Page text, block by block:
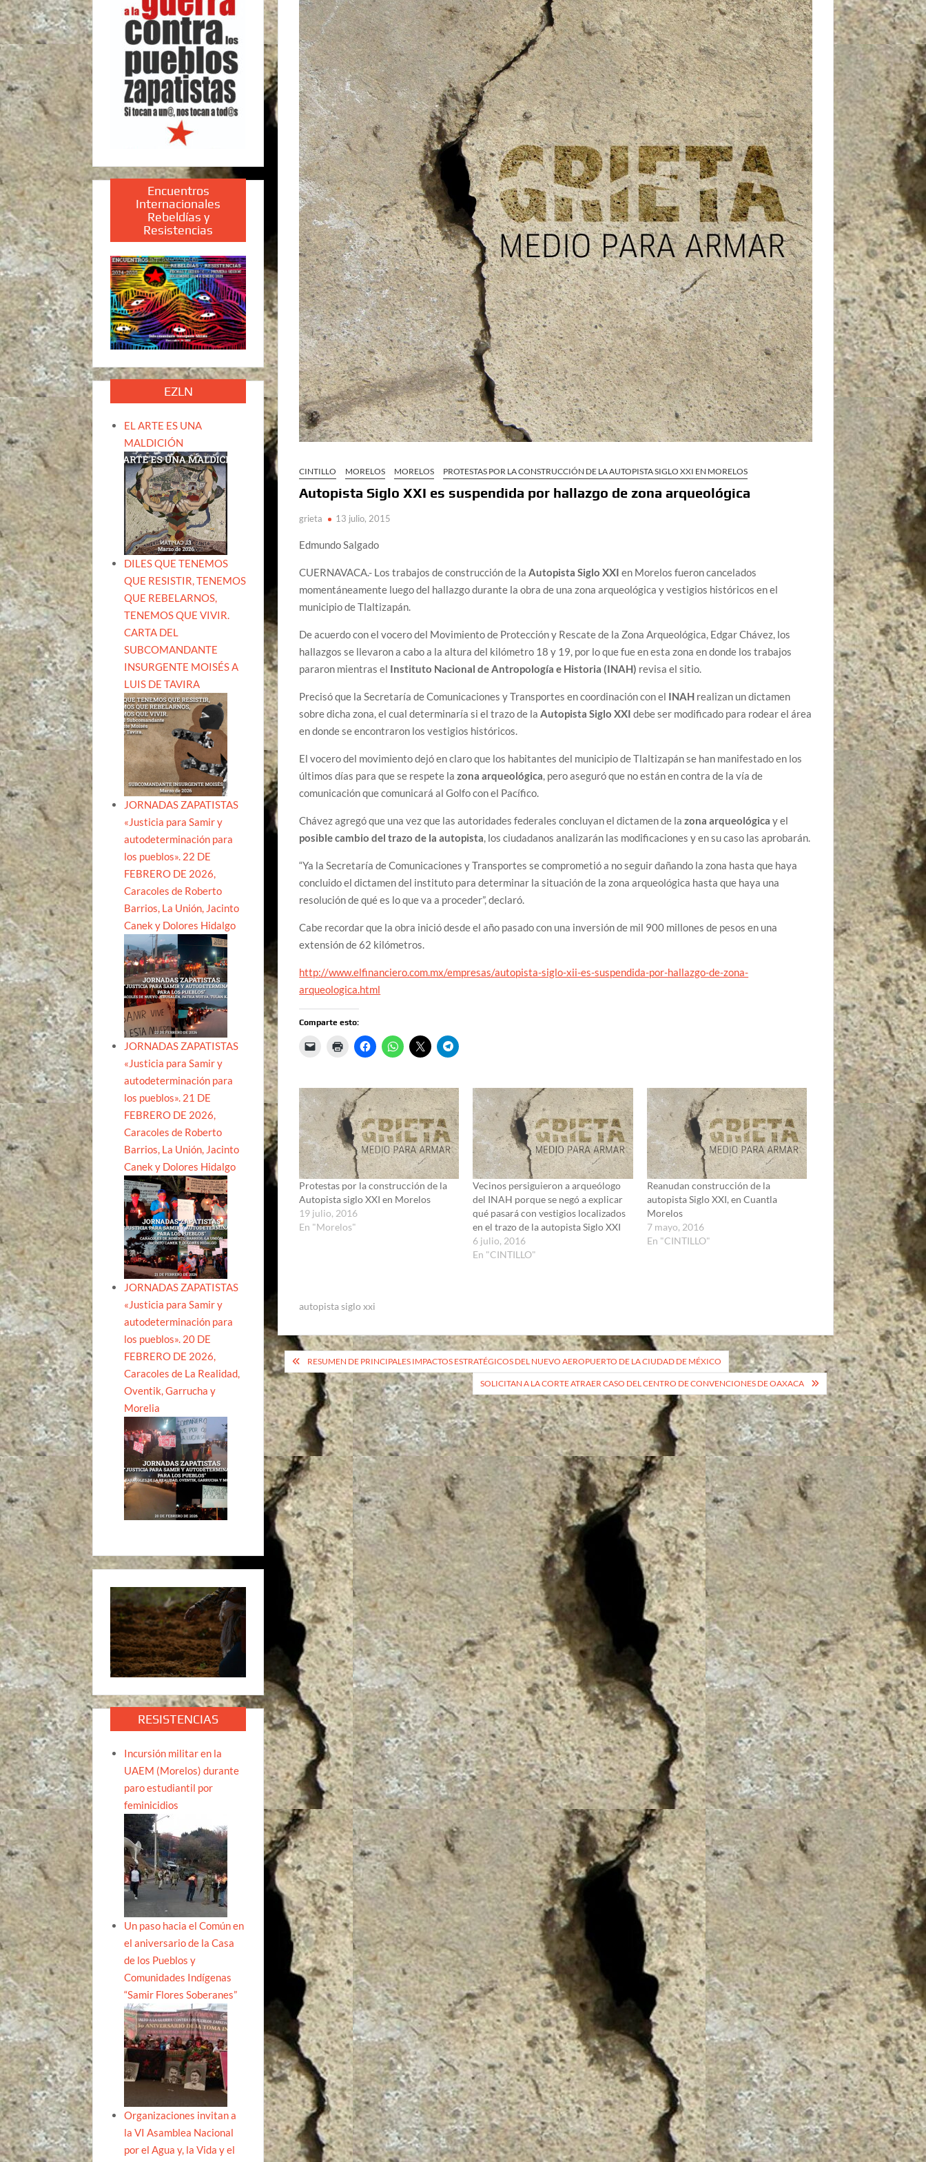
CINTILLO MORELOS MORELOS PROTESTAS POR LA CONSTRUCCIÓN DE LA AUTOPISTA SIGLO XXI EN MORELOS
Autopista Siglo XXI es suspendida por hallazgo de zona arqueológica
grieta 13 julio, 2015
Edmundo Salgado
CUERNAVACA.- Los trabajos de construcción de la Autopista Siglo XXIen Morelos fueron cancelados
momentáneamente luego del hallazgo durante la obra de una zona arqueológica y vestigios históricos en el
municipio de Tlaltizapán.
De acuerdo con el vocero del Movimiento de Protección y Rescate de la Zona Arqueológica, Edgar Chávez, los
hallazgos se llevaron a cabo a la altura del kilómetro 18 y 19, por lo que fue en esta zona en donde los trabajos
pararon mientras el Instituto Nacional de Antropología e Historia (INAH) revisa el sitio.
Precisó que la Secretaría de Comunicaciones y Transportes en coordinación con el INAH realizan un dictamen
sobre dicha zona, el cual determinaría si el trazo de la Autopista Siglo XXI debe ser modificado para rodear el área
en donde se encontraron los vestigios históricos.
El vocero del movimiento dejó en claro que los habitantes del municipio de Tlaltizapán se han manifestado en los
últimos días para que se respete la zona arqueológica , pero aseguró que no están en contra de la vía de
comunicación que comunicará al Golfo con el Pacífico.
Chávez agregó que una vez que las autoridades federales concluyan el dictamen de la zona arqueológicay el
posible cambio del trazo de la autopista , los ciudadanos analizarán las modificaciones y en su caso las aprobarán.
“Ya la Secretaría de Comunicaciones y Transportes se comprometió a no seguir dañando la zona hasta que haya
concluido el dictamen del instituto para determinar la situación de la zona arqueológica hasta que haya una
resolución de qué es lo que va a proceder”, declaró.
Cabe recordar que la obra inició desde el año pasado con una inversión de mil 900 millones de pesos en una
extensión de 62 kilómetros.
http://www.elfinanciero.com.mx/empresas/autopista-siglo-xii-es-suspendida-por-hallazgo-de-zona-
arqueologica.html
Comparte esto:
Protestas por la construcción de la
Autopista siglo XXI en Morelos
19 julio, 2016
En "Morelos"
Vecinos persiguieron a arqueólogo
del INAH porque se negó a explicar
qué pasará con vestigios localizados
en el trazo de la autopista Siglo XXI
6 julio, 2016
En "CINTILLO"
Reanudan construcción de la
autopista Siglo XXI, en Cuantla
Morelos
7 mayo, 2016
En "CINTILLO"
autopista siglo xxi
Navegación
de
entradas
RESUMEN DE PRINCIPALES IMPACTOS ESTRATÉGICOS DEL NUEVO AEROPUERTO DE LA CIUDAD DE MÉXICO
SOLICITAN A LA CORTE ATRAER CASO DEL CENTRO DE CONVENCIONES DE OAXACA
Encuentros
Internacionales
Rebeldías y
Resistencias
EZLN
EL ARTE ES UNA
MALDICIÓN
DILES QUE TENEMOS
QUE RESISTIR, TENEMOS
QUE REBELARNOS,
TENEMOS QUE VIVIR.
CARTA DEL
SUBCOMANDANTE
INSURGENTE MOISÉS A
LUIS DE TAVIRA
JORNADAS ZAPATISTAS
«Justicia para Samir y
autodeterminación para
los pueblos». 22 DE
FEBRERO DE 2026,
Caracoles de Roberto
Barrios, La Unión, Jacinto
Canek y Dolores Hidalgo
JORNADAS ZAPATISTAS
«Justicia para Samir y
autodeterminación para
los pueblos». 21 DE
FEBRERO DE 2026,
Caracoles de Roberto
Barrios, La Unión, Jacinto
Canek y Dolores Hidalgo
JORNADAS ZAPATISTAS
«Justicia para Samir y
autodeterminación para
los pueblos». 20 DE
FEBRERO DE 2026,
Caracoles de La Realidad,
Oventik, Garrucha y
Morelia
RESISTENCIAS
Incursión militar en la
UAEM (Morelos) durante
paro estudiantil por
feminicidios
Un paso hacia el Común en
el aniversario de la Casa
de los Pueblos y
Comunidades Indígenas
“Samir Flores Soberanes”
Organizaciones invitan a
la VI Asamblea Nacional
por el Agua y, la Vida y el